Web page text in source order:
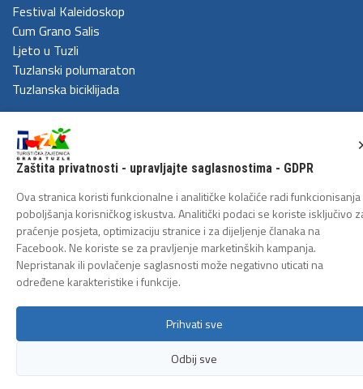
Festival Kaleidoskop
Cum Grano Salis
Ljeto u Tuzli
Tuzlanski polumaraton
Tuzlanska biciklijada
Politika privatnosti
Copyright 2026 - Turistička zajednica grada Tuzle
Zaštita privatnosti - upravljajte saglasnostima - GDPR
Ova stranica koristi funkcionalne i analitičke kolačiće radi funkcionisanja
poboljšanja korisničkog iskustva. Analitički podaci se koriste isključivo
praćenje posjeta, optimizaciju stranice i za dijeljenje članaka na
Facebook. Ne koriste se za pravljenje marketinških kampanja.
Nepristanak ili povlačenje saglasnosti može negativno uticati na
određene karakteristike i funkcije.
Prihvati sve
Odbij sve